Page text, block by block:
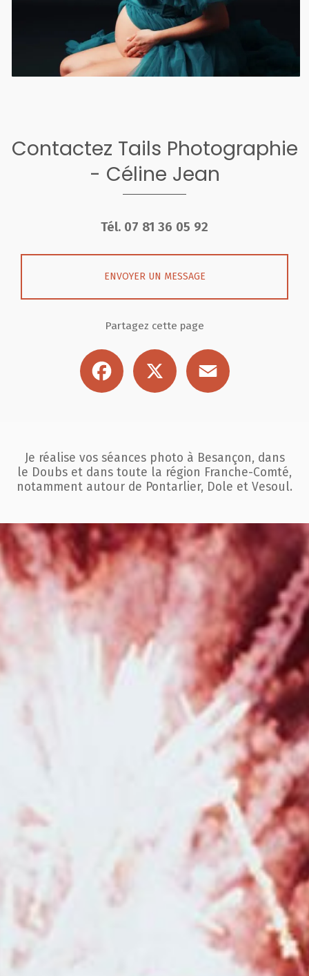
Contactez Tails Photographie
- Céline Jean
Tél. 07 81 36 05 92
ENVOYER UN MESSAGE
Partagez cette page
Facebook
Je réalise vos séances photo à Besançon, dans
le Doubs et dans toute la région Franche-Comté,
notamment autour de Pontarlier, Dole et Vesoul.